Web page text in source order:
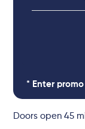
* Enter
Doors open 45